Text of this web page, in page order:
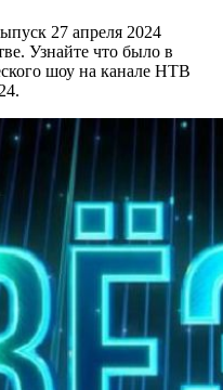
27 апреля 2024
Узнайте что было в
шоу на канале НТВ